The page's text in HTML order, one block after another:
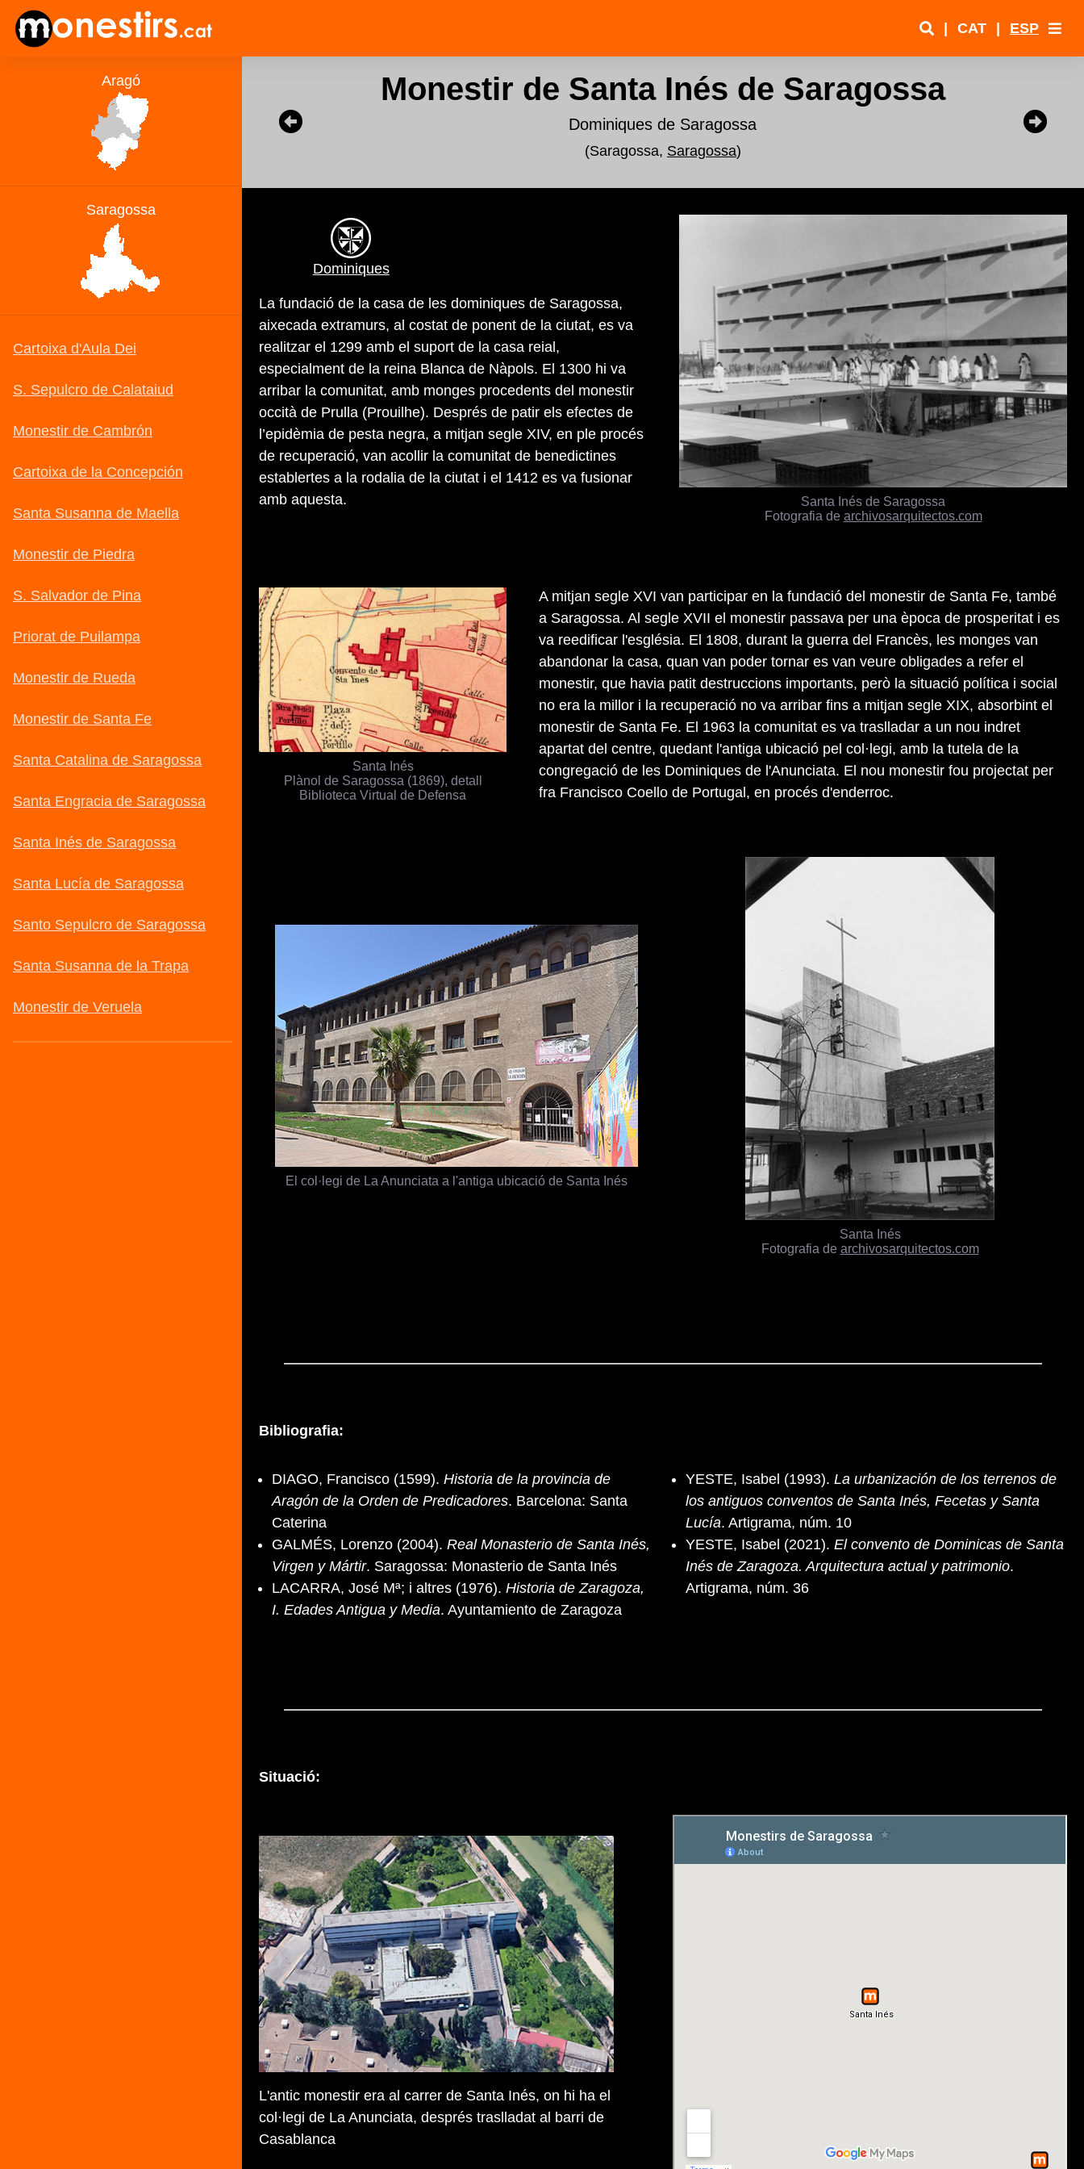
| CAT | ESP
Monestir de Santa Inés de Saragossa
Dominiques de Saragossa
(Saragossa, Saragossa)
Santa Inés de Saragossa
Fotografia de archivosarquitectos.com
Dominiques
La fundació de la casa de les dominiques de Saragossa,
aixecada extramurs, al costat de ponent de la ciutat, es va
realitzar el 1299 amb el suport de la casa reial,
especialment de la reina Blanca de Nàpols. El 1300 hi va
arribar la comunitat, amb monges procedents del monestir
occità de Prulla (Prouilhe). Després de patir els efectes de
l’epidèmia de pesta negra, a mitjan segle XIV, en ple procés
de recuperació, van acollir la comunitat de benedictines
establertes a la rodalia de la ciutat i el 1412 es va fusionar
amb aquesta.
Santa Inés
Plànol de Saragossa (1869), detall
Biblioteca Virtual de Defensa
A mitjan segle XVI van participar en la fundació del monestir de Santa Fe, també
a Saragossa. Al segle XVII el monestir passava per una època de prosperitat i es
va reedificar l'església. El 1808, durant la guerra del Francès, les monges van
abandonar la casa, quan van poder tornar es van veure obligades a refer el
monestir, que havia patit destruccions importants, però la situació política i social
no era la millor i la recuperació no va arribar fins a mitjan segle XIX, absorbint el
monestir de Santa Fe. El 1963 la comunitat es va traslladar a un nou indret
apartat del centre, quedant l'antiga ubicació pel col·legi, amb la tutela de la
congregació de les Dominiques de l'Anunciata. El nou monestir fou projectat per
fra Francisco Coello de Portugal, en procés d'enderroc.
El col·legi de La Anunciata a l'antiga ubicació de Santa Inés
Santa Inés
Fotografia de archivosarquitectos.com
Bibliografia:
DIAGO, Francisco (1599). Historia de la provincia de
Aragón de la Orden de Predicadores. Barcelona: Santa
Caterina
GALMÉS, Lorenzo (2004). Real Monasterio de Santa Inés,
Virgen y Mártir. Saragossa: Monasterio de Santa Inés
LACARRA, José Mª; i altres (1976). Historia de Zaragoza,
I. Edades Antigua y Media. Ayuntamiento de Zaragoza
YESTE, Isabel (1993). La urbanización de los terrenos de
los antiguos conventos de Santa Inés, Fecetas y Santa
Lucía. Artigrama, núm. 10
YESTE, Isabel (2021). El convento de Dominicas de Santa
Inés de Zaragoza. Arquitectura actual y patrimonio.
Artigrama, núm. 36
Situació:
L'antic monestir era al carrer de Santa Inés, on hi ha el
col·legi de La Anunciata, després traslladat al barri de
Casablanca